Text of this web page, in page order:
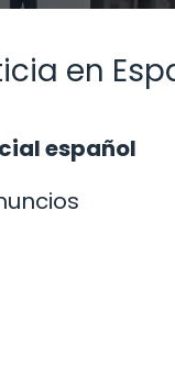
en
español